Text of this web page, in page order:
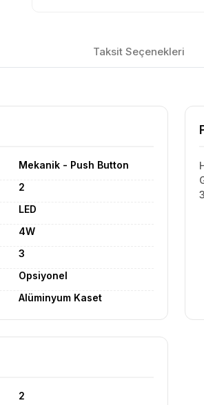
Taksit Seçenekleri
Mekanik - Push Button
2
LED
4W
3
Opsiyonel
Alüminyum Kaset
2